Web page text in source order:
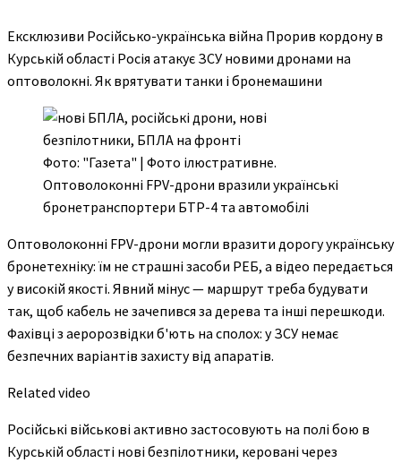
Ексклюзиви Російсько-українська війна Прорив кордону в
Курській області Росія атакує ЗСУ новими дронами на
оптоволокні. Як врятувати танки і бронемашини
Фото: "Газета" | Фото ілюстративне.
Оптоволоконні FPV-дрони вразили українські
бронетранспортери БТР-4 та автомобілі
Оптоволоконні FPV-дрони могли вразити дорогу українську
бронетехніку: їм не страшні засоби РЕБ, а відео передається
у високій якості. Явний мінус — маршрут треба будувати
так, щоб кабель не зачепився за дерева та інші перешкоди.
Фахівці з аеророзвідки б'ють на сполох: у ЗСУ немає
безпечних варіантів захисту від апаратів.
Related video
Російські військові активно застосовують на полі бою в
Курській області нові безпілотники, керовані через